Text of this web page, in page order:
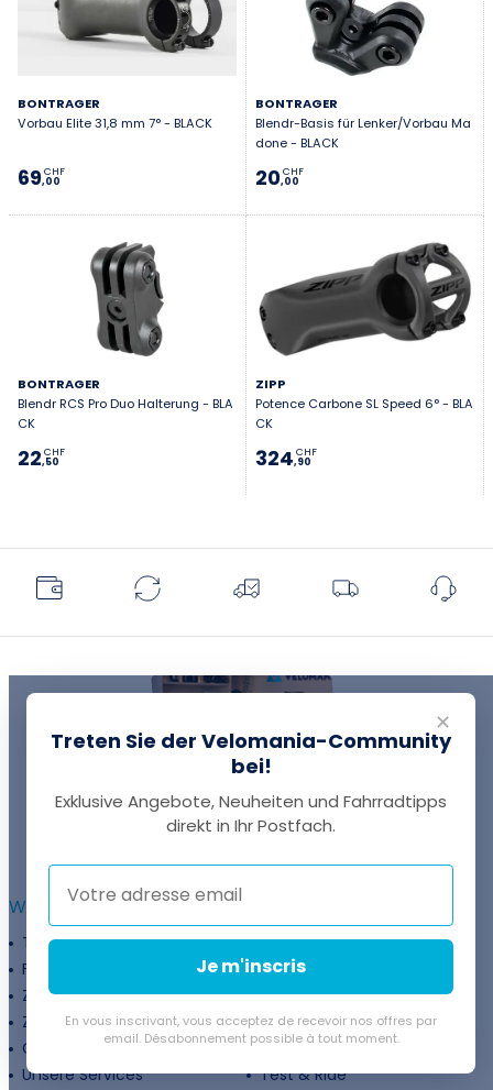
BONTRAGER
Vorbau Elite 31,8 mm 7° - BLACK
69,00
CHF
BONTRAGER
Blendr-Basis für Lenker/Vorbau Ma
done - BLACK
20,00
CHF
BONTRAGER
Blendr RCS Pro Duo Halterung - BLA
CK
22,50
CHF
ZIPP
Potence Carbone SL Speed 6° - BLA
CK
324,90
CHF
EINE FRAGE?
WEITERFÜHRENDE INFORMATIONEN :
Treueprogramm
Unternehmen
Finanzierung
Treueprogramm
Zahlungsflexibilität
Fahrradanpassung
Zuschüsse
Rückgaberichtlinie
Gutschein
Velovermietung
Unsere Services
Test & Ride
✕
Treten Sie der Velomania-Community
bei!
Exklusive Angebote, Neuheiten und Fahrradtipps
direkt in Ihr Postfach.
Je m'inscris
En vous inscrivant, vous acceptez de recevoir nos offres par
email. Désabonnement possible à tout moment.